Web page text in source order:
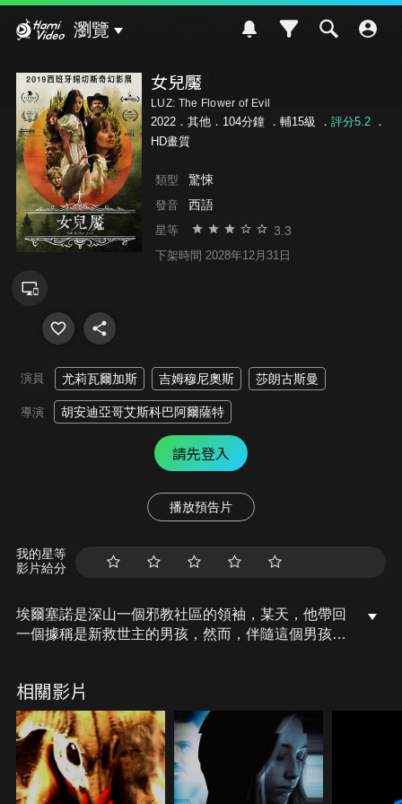
瀏覽
女兒魘
LUZ: The Flower of Evil
2022．其他．104分鐘 ． 輔15級 ． 評分5.2．
HD畫質
類型 驚悚
發音 西語
星等 3.3
下架時間 2028年12月31日
演員 尤莉瓦爾加斯 吉姆穆尼奧斯 莎朗古斯曼
導演 胡安迪亞哥艾斯科巴阿爾薩特
請先登入
播放預告片
我的星等
影片給分
埃爾塞諾是深山一個邪教社區的領袖，某天，他帶回
一個據稱是新救世主的男孩，然而，伴隨這個男孩降
成熟女性後，開始質疑自己的信仰…
相關影片